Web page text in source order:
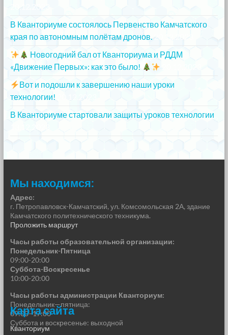
В Кванториуме состоялось Первенство Камчатского
края по автономным полётам дронов.
Новогодний бал от Кванториума и РДДМ
«Движение Первых»: как это было!
Вот и подошли к завершению наши уроки
технологии!
В Кванториуме стартовали защиты уроков технологии
Мы находимся:
Адрес:
г. Петропавловск-Камчатский, ул. Комсомольская 2А, здание
Камчатского политехнического техникума.
Проложить маршрут
Часы работы образовательной организации:
Понедельник-Пятница
09:00-20:00
Суббота-Воскресенье
10:00-20:00
Часы работы администрации Кванториум:
Понедельник—пятница:
09:00–17:00
Суббота и воскресенье: выходной
Карта сайта
Кванториум